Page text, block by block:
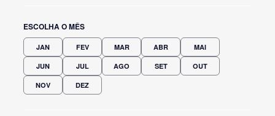
ESCOLHA O MÊS
JAN FEV MAR ABR MAI
JUN JUL AGO SET OUT
NOV DEZ